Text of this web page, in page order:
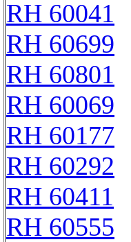
RH 60041
RH 60699
RH 60801
RH 60069
RH 60177
RH 60292
RH 60411
RH 60555